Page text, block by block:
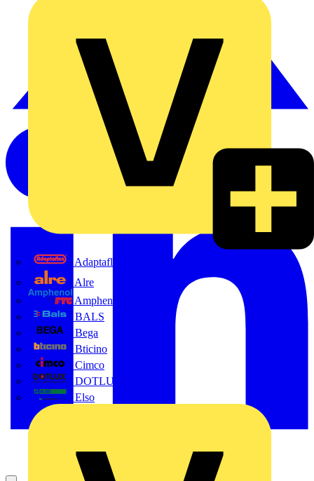
Adaptaflex
Alre
Amphenol FTG
BALS
Bega
Bticino
Cimco
DOTLUX GmbH
Elso